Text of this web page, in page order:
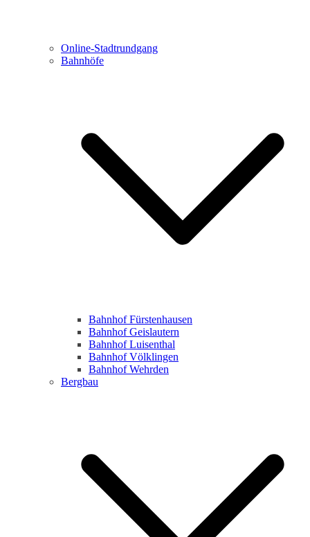
Online-Stadtrundgang
Bahnhöfe
Bahnhof Fürstenhausen
Bahnhof Geislautern
Bahnhof Luisenthal
Bahnhof Völklingen
Bahnhof Wehrden
Bergbau